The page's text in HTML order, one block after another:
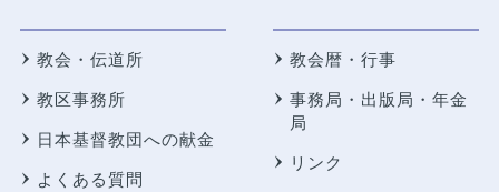
教会・伝道所
教区事務所
日本基督教団への献金
よくある質問
教会暦・行事
事務局・出版局・年金
局
リンク